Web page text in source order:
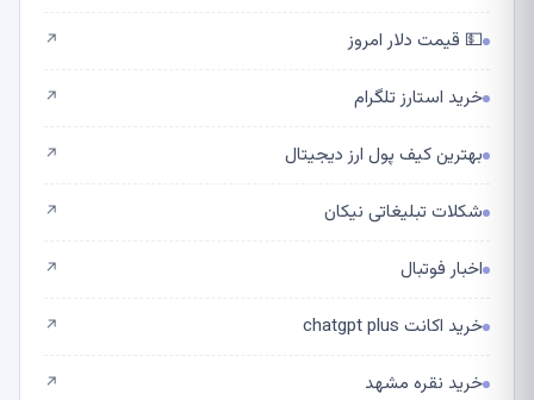
💵 قیمت دلار امروز ↗
خرید استارز تلگرام ↗
بهترین کیف پول ارز دیجیتال ↗
شکلات تبلیغاتی نیکان ↗
اخبار فوتبال ↗
خرید اکانت chatgpt plus ↗
خرید نقره مشهد ↗